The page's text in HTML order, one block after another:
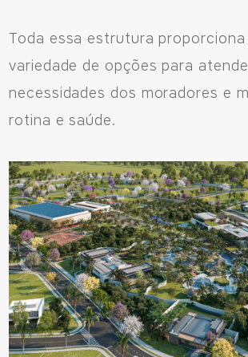
Toda essa estrutura proporciona
variedade de opções para
necessidades dos moradores e
rotina e saúde.